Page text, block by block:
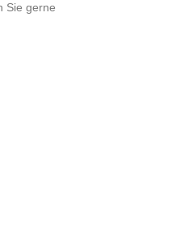
Sie gerne